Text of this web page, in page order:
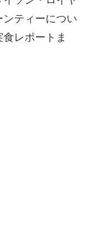
ティーについ
レポートま